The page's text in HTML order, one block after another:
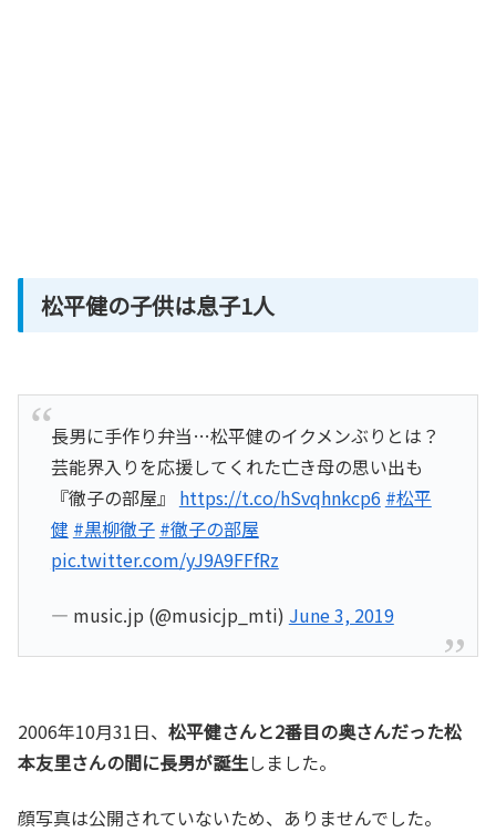
松平健の子供は息子1人
長男に手作り弁当…松平健のイクメンぶりとは？
芸能界入りを応援してくれた亡き母の思い出も
『徹子の部屋』 https://t.co/hSvqhnkcp6 #松平
健 #黒柳徹子 #徹子の部屋
pic.twitter.com/yJ9A9FFfRz
— music.jp (@musicjp_mti) June 3, 2019
2006年10月31日、 松平健さんと2番目の奥さんだった松
本友里さんの間に長男が誕生しました。
顔写真は公開されていないため、ありませんでした。